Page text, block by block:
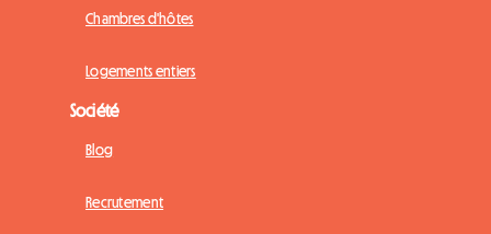
Chambres d'hôtes
Logements entiers
Société
Blog
Recrutement